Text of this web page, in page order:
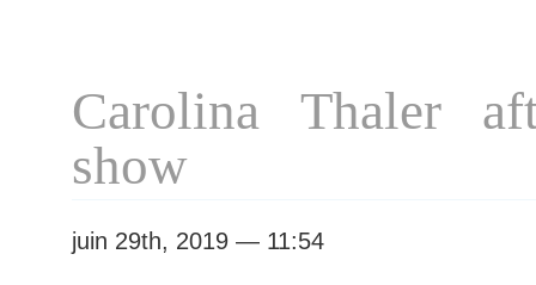
Carolina Thaler
show
juin 29th, 2019 — 11:54